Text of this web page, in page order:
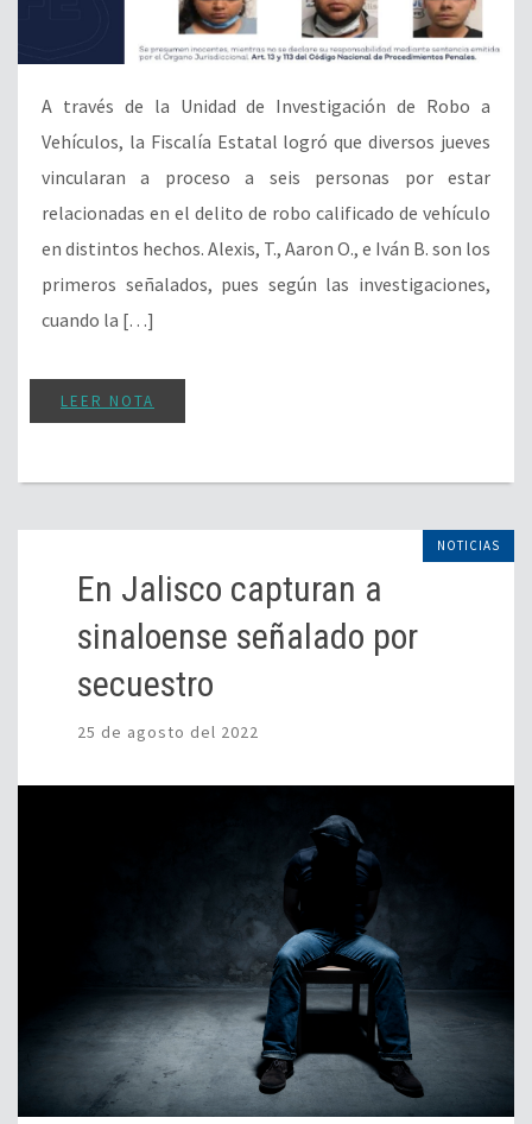
A través de la Unidad de Investigación de Robo a
Vehículos, la Fiscalía Estatal logró que diversos jueves
vincularan a proceso a seis personas por estar
relacionadas en el delito de robo calificado de vehículo
en distintos hechos. Alexis, T., Aaron O., e Iván B. son los
primeros señalados, pues según las investigaciones,
cuando la […]
LEER NOTA
NOTICIAS
En Jalisco capturan a
sinaloense señalado por
secuestro
25 de agosto del 2022